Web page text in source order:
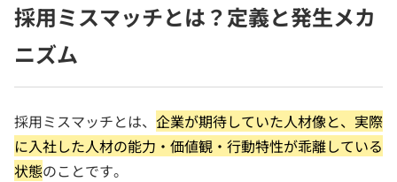
採用ミスマッチとは？定義と発生メカ
ニズム
採用ミスマッチとは、 企業が期待していた人材像と、実際
に入社した人材の能力・価値観・行動特性が乖離している
状態のことです。